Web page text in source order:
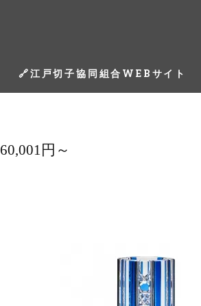
🔗江戸切子協同組合WEBサイト
60,001円～